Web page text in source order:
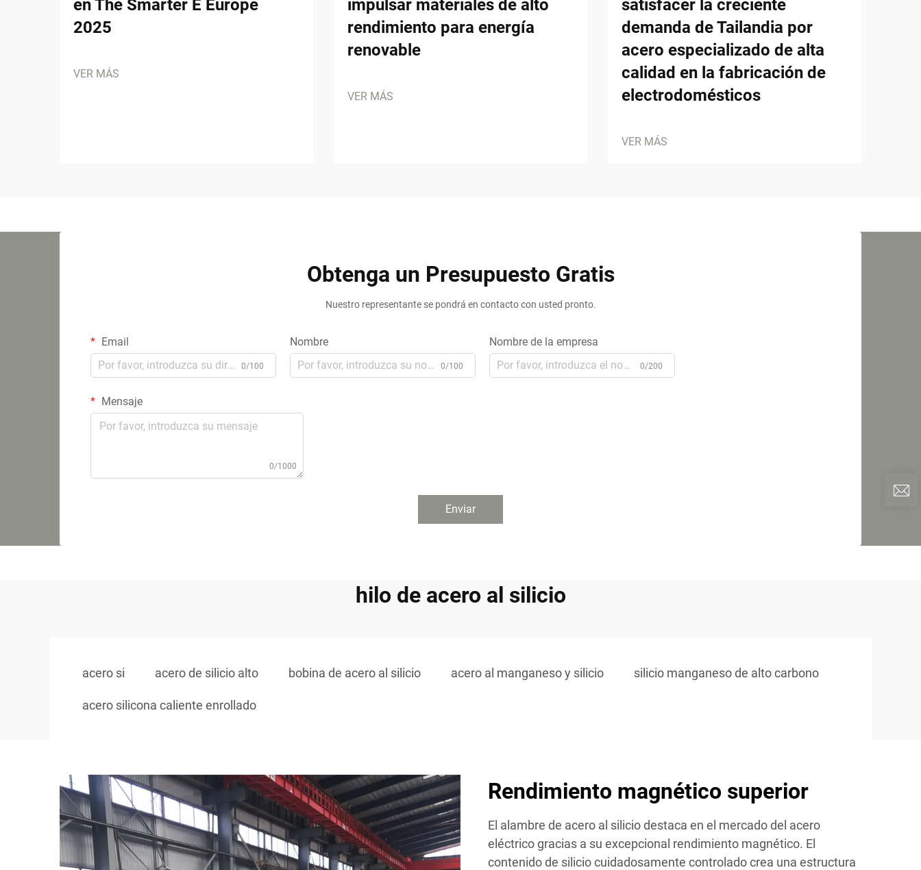
en The Smarter E Europe
2025
VER MÁS
impulsar materiales de alto
rendimiento para energía
renovable
VER MÁS
satisfacer la creciente
demanda de Tailandia por
acero especializado de alta
calidad en la fabricación de
electrodomésticos
VER MÁS
Obtenga un Presupuesto Gratis
Nuestro representante se pondrá en contacto con usted pronto.
Email
0/100
Nombre
0/100
Nombre de la empresa
0/200
Mensaje
0/1000
Enviar
hilo de acero al silicio
acero si acero de silicio alto bobina de acero al silicio acero al manganeso y silicio silicio manganeso de alto carbono
acero silicona caliente enrollado
Rendimiento magnético superior
El alambre de acero al silicio destaca en el mercado del acero
eléctrico gracias a su excepcional rendimiento magnético. El
contenido de silicio cuidadosamente controlado crea una estructura